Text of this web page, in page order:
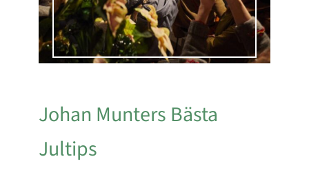
Johan Munters Bästa
Jultips